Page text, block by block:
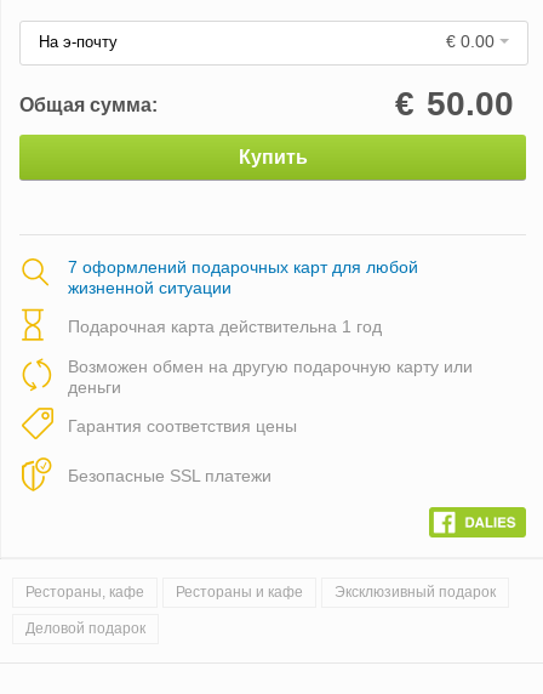
На э-почту € 0.00
Общая сумма: 50.00
€
Купить
7 оформлений подарочных карт для любой
жизненной ситуации
Подарочная карта действительна 1 год
Возможен обмен на другую подарочную карту или
деньги
Гарантия соответствия цены
Безопасные SSL платежи
Рестораны, кафе Рестораны и кафе Эксклюзивный подарок
Деловой подарок